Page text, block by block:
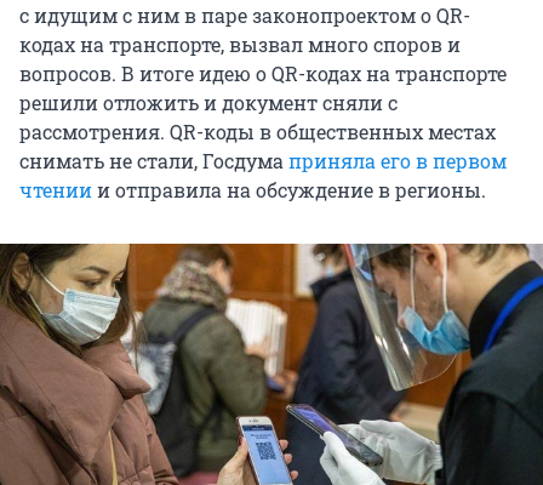
с идущим с ним в паре законопроектом о QR-
кодах на транспорте, вызвал много споров и
вопросов. В итоге идею о QR-кодах на транспорте
решили отложить и документ сняли с
рассмотрения. QR-коды в общественных местах
снимать не стали, Госдума приняла его в первом
чтениии отправила на обсуждение в регионы.